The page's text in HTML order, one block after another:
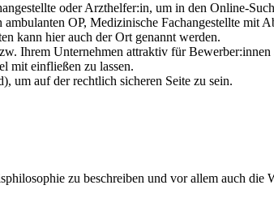
oder Arzthelfer:in, um in den Online-
OP, Medizinische Fachangestellte
kann hier auch der Ort genannt werden.
Ihrem Unternehmen attraktiv für
mit einfließen zu lassen.
um auf der rechtlich sicheren Seite zu sein.
zu beschreiben und vor allem auch